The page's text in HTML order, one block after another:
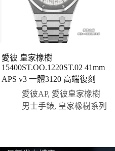
預留貨品，餘款在出貨
付；也可以一次性全額
基礎上盡量幫您爭取更
協助安排較安全的到付
準。
姓名、地址及聯絡方式
適的物流公司，全程提
愛彼 皇家橡樹
15400ST.OO.1220ST.02 41mm
APS v3 一體3120 高端復刻
愛彼AP, 愛彼皇家橡樹
男士手錶, 皇家橡樹系列